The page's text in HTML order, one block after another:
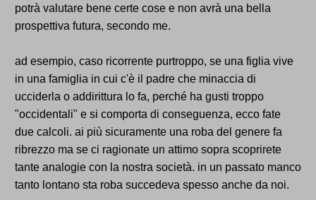
potrà valutare bene certe cose e non avrà una bella
prospettiva futura, secondo me.
ad esempio, caso ricorrente purtroppo, se una figlia vive
in una famiglia in cui c'è il padre che minaccia di
ucciderla o addirittura lo fa, perché ha gusti troppo
"occidentali" e si comporta di conseguenza, ecco fate
due calcoli. ai più sicuramente una roba del genere fa
ribrezzo ma se ci ragionate un attimo sopra scoprirete
tante analogie con la nostra società. in un passato manco
tanto lontano sta roba succedeva spesso anche da noi.